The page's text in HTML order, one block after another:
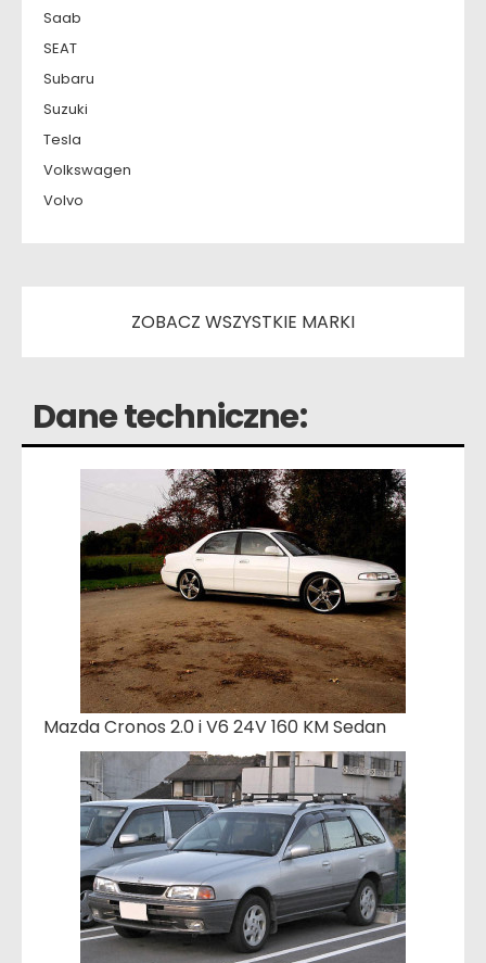
Saab
SEAT
Subaru
Suzuki
Tesla
Volkswagen
Volvo
ZOBACZ WSZYSTKIE MARKI
Dane techniczne:
Mazda Cronos 2.0 i V6 24V 160 KM Sedan